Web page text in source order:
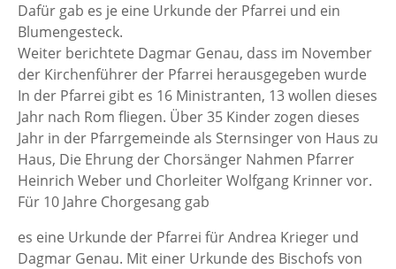
Dafür gab es je eine Urkunde der Pfarrei und ein
Blumengesteck.
Weiter berichtete Dagmar Genau, dass im November
der Kirchenführer der Pfarrei herausgegeben wurde
In der Pfarrei gibt es 16 Ministranten, 13 wollen dieses
Jahr nach Rom fliegen. Über 35 Kinder zogen dieses
Jahr in der Pfarrgemeinde als Sternsinger von Haus zu
Haus, Die Ehrung der Chorsänger Nahmen Pfarrer
Heinrich Weber und Chorleiter Wolfgang Krinner vor.
Für 10 Jahre Chorgesang gab
es eine Urkunde der Pfarrei für Andrea Krieger und
Dagmar Genau. Mit einer Urkunde des Bischofs von